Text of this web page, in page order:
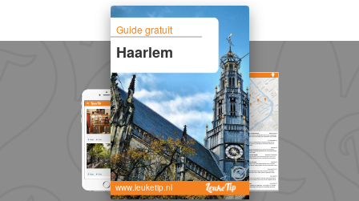
Guide gratuit
Haarlem
www.leuketip.nl